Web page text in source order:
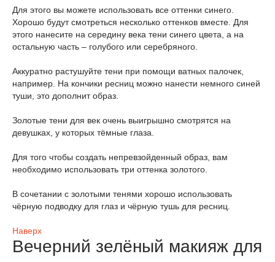
Для этого вы можете использовать все оттенки синего.
Хорошо будут смотреться несколько оттенков вместе. Для
этого нанесите на середину века тени синего цвета, а на
остальную часть – голубого или серебряного.
Аккуратно растушуйте тени при помощи ватных палочек,
например. На кончики ресниц можно нанести немного синей
туши, это дополнит образ.
Золотые тени для век очень выигрышно смотрятся на
девушках, у которых тёмные глаза.
Для того чтобы создать непревзойденный образ, вам
необходимо использовать три оттенка золотого.
В сочетании с золотыми тенями хорошо использовать
чёрную подводку для глаз и чёрную тушь для ресниц.
Наверх
Вечерний зелёный макияж для